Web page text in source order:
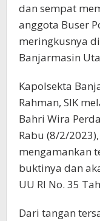
dan sempat
anggota Buser
meringkusnya
Banjarmasin
Kapolsekta
Rahman, SIK
Bahri Wira
Rabu (8/2/
mengamankan
buktinya dan
UU RI No. 35
Dari tangan